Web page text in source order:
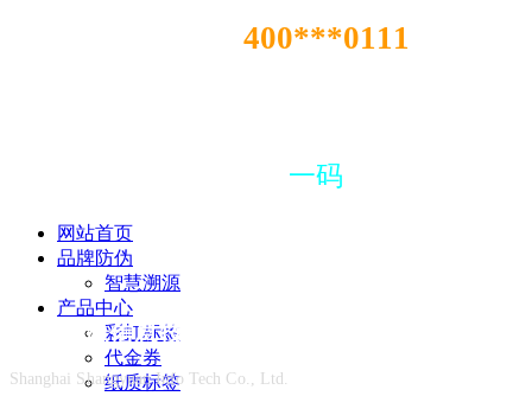
400***01​11
一码
网站首页
品牌防伪
智慧溯源
产品中心
彩虹标签
代金券
纸质标签
上海尚源信息技术有限公司
Shanghai Shangyuan Info Tech Co., Ltd.